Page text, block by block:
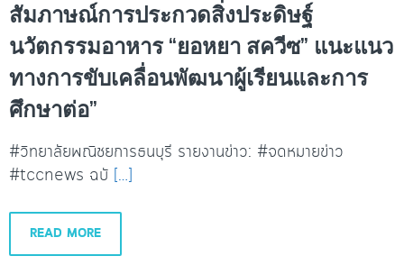
สัมภาษณ์การประกวดสิ่งประดิษฐ์
นวัตกรรมอาหาร “ยอหยา สควีซ” แนะแนว
ทางการขับเคลื่อนพัฒนาผู้เรียนและการ
ศึกษาต่อ”
#วิทยาลัยพณิชยการธนบุรี รายงานข่าว: #จดหมายข่าว
#tccnews ฉบั […]
READ MORE